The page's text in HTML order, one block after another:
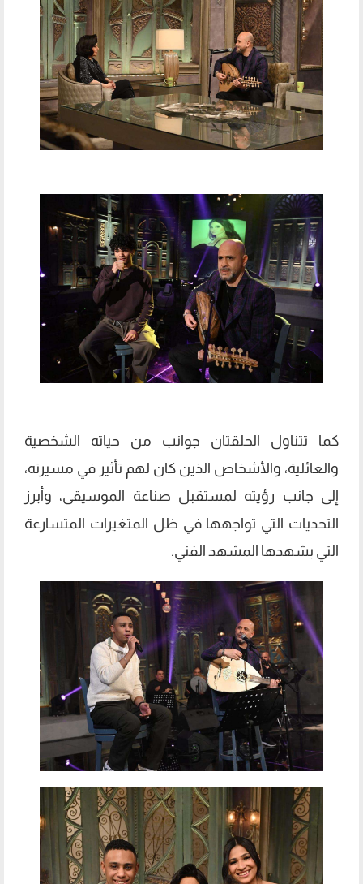
كما تتناول الحلقتان جوانب من حياته الشخصية
والعائلية، والأشخاص الذين كان لهم تأثير في مسيرته،
إلى جانب رؤيته لمستقبل صناعة الموسيقى، وأبرز
التحديات التي تواجهها في ظل المتغيرات المتسارعة
التي يشهدها المشهد الفني.